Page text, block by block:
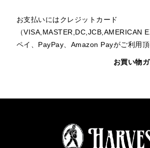
お支払いにはクレジットカード
（VISA,MASTER,DC,JCB,AMERICAN
ペイ、PayPay、Amazon Payがご利用頂
お買い物